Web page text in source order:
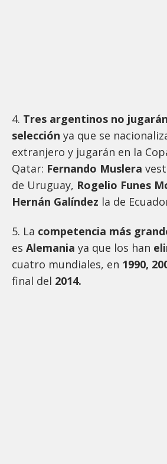
4. Tres argentinos no
selección ya que se
extranjero y jugarán en la
Qatar: Fernando Muslera
de Uruguay, Rogelio Funes
Hernán Galíndez la de
5. La competencia más
es Alemania ya que los han
cuatro mundiales, en 1990,
final del 2014.